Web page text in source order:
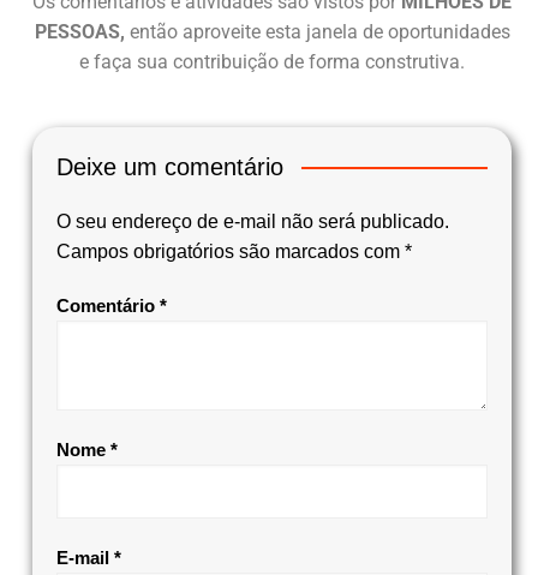
PESSOAS, então aproveite esta janela de oportunidades
e faça sua contribuição de forma construtiva.
Deixe um comentário
O seu endereço de e-mail não será publicado.
Campos obrigatórios são marcados com *
Comentário *
Nome *
E-mail *